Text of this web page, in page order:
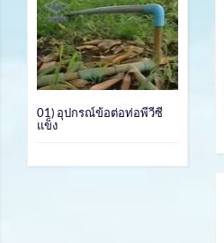
01) อุปกรณ์ข้อต่อท่อพีวีซี
แข็ง